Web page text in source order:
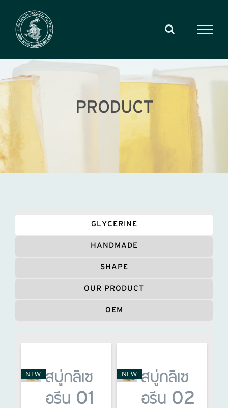
content
PRODUCT
GLYCERINE
HANDMADE
SHAPE
OUR PRODUCT
OEM
NEW สบู่กลีเซ
อรีน 01
NEW สบู่กลีเซ
อรีน 02